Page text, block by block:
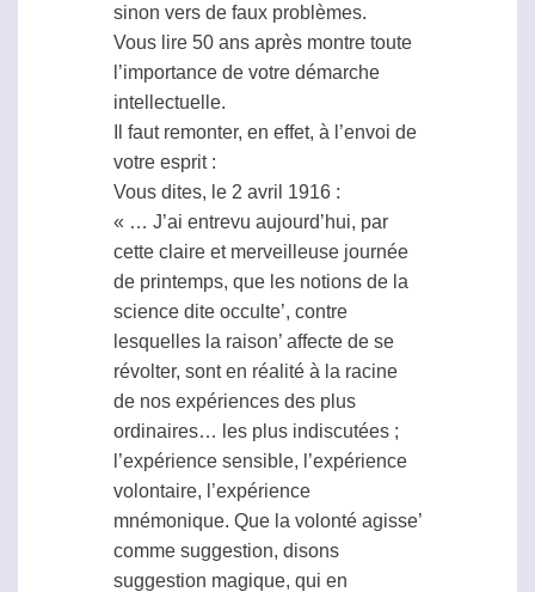
sinon vers de faux problèmes.
Vous lire 50 ans après montre toute
l’importance de votre démarche
intellectuelle.
Il faut remonter, en effet, à l’envoi de
votre esprit :
Vous dites, le 2 avril 1916 :
« … J’ai entrevu aujourd’hui, par
cette claire et merveilleuse journée
de printemps, que les notions de la
science dite occulte’, contre
lesquelles la raison’ affecte de se
révolter, sont en réalité à la racine
de nos expériences des plus
ordinaires… les plus indiscutées ;
l’expérience sensible, l’expérience
volontaire, l’expérience
mnémonique. Que la volonté agisse’
comme suggestion, disons
suggestion magique, qui en